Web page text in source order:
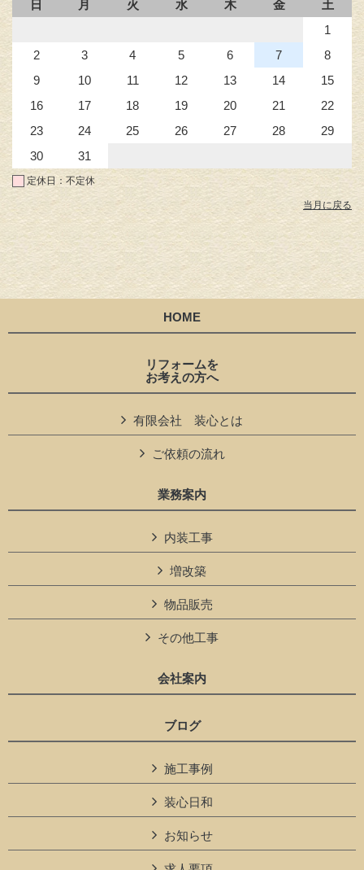
日
月 火 水 木 金
土
1
2
3 4 5 6 7
8
9
10 11 12 13 14
15
16
17 18 19 20 21
22
23
24 25 26 27 28
29
30
31
定休日：不定休
当月に戻る
HOME
リフォームを
お考えの方へ
有限会社 装心とは
ご依頼の流れ
業務案内
内装工事
増改築
物品販売
その他工事
会社案内
ブログ
施工事例
装心日和
お知らせ